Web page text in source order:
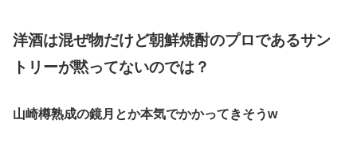
洋酒は混ぜ物だけど朝鮮焼酎のプロであるサン
トリーが黙ってないのでは？
山崎樽熟成の鏡月とか本気でかかってきそうw